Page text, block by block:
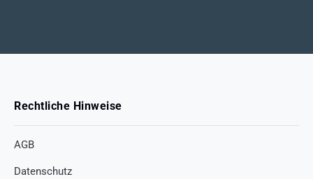
Rechtliche Hinweise
AGB
Datenschutz